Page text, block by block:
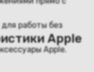
для работы без
Apple.
Apple